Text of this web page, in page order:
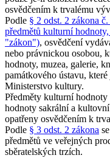
osvědčením k trvalému
Podle § 2 odst. 2 zákona
předmětů kulturní
"zákon"), osvědčení
nebo právnickou osobou,
hodnoty, muzea, galerie,
památkového ústavu,
Ministerstvo kultury.
Předměty kulturní
hodnoty sakrální a
opatřeny osvědčením k
Podle § 3 odst. 2 zákona
předmětů ve veřejných
sběratelských trzích.